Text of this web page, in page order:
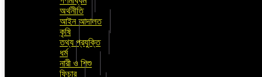
অর্থনীতি
আইন আদালত
কৃষি
তথ্য প্রযুক্তি
ধর্ম
নারী ও শিশু
ফিচার